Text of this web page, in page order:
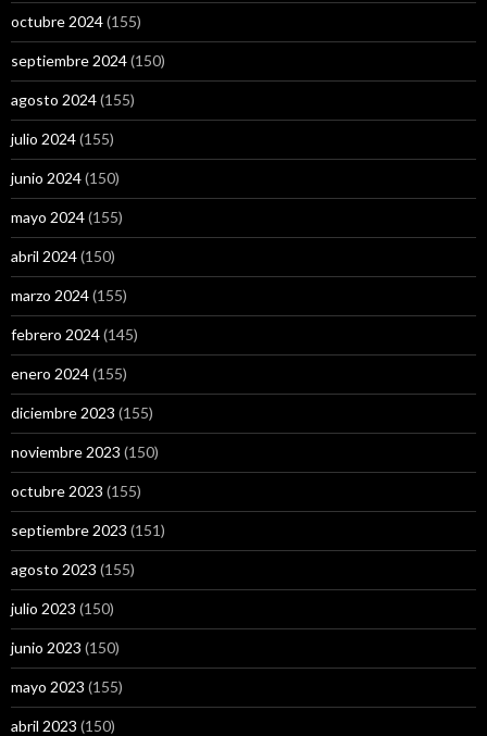
octubre 2024(155)
septiembre 2024(150)
agosto 2024(155)
julio 2024(155)
junio 2024(150)
mayo 2024(155)
abril 2024(150)
marzo 2024(155)
febrero 2024(145)
enero 2024(155)
diciembre 2023 (155)
noviembre 2023 (150)
octubre 2023 (155)
septiembre 2023 (151)
agosto 2023 (155)
julio 2023 (150)
junio 2023 (150)
mayo 2023 (155)
abril 2023 (150)